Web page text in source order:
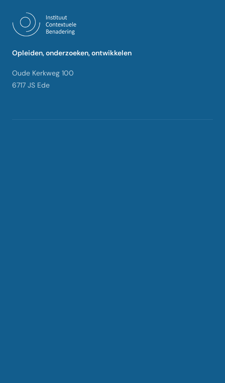
Opleiden, onderzoeken, ontwikkelen
Oude Kerkweg 100
6717 JS Ede